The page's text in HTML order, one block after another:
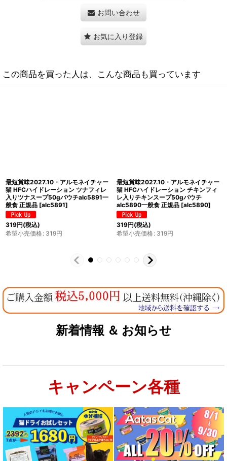
お問い合わせ
お気に入り登録
この商品を買った人は、こんな商品も買っています
NEW 最短賞味2027.5・アルモネイチ
ャー 猫 HFCユリナリーヘルプ 太平洋
まぐろとクランベリー50gパウチ
alc5863成猫シニア猫用一般食 正規
品 [alc5863
473円(税込)
最短賞味2027.1・アルモネイチャー
猫 HFCステアライズド 大西洋ツナ
50gパウチalc5812成猫シニア猫用一
般食 正規品 [alc5812]
374円(税込)
希望小売価格: 374円
新着情報 ＆ お知らせ
キャンペーン各種